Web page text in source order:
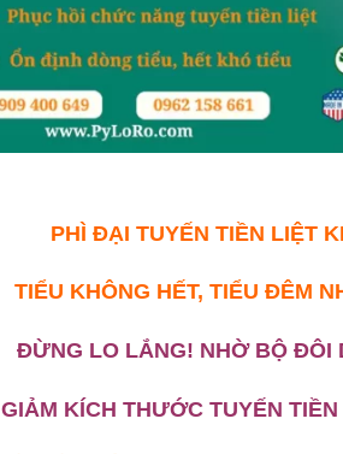
PHÌ ĐẠI TUYẾN TIỀN LIỆT
TIỂU KHÔNG HẾT,TIỂU ĐÊM
ĐỪNG LO LẮNG! NHỜBỘ ĐÔI
GIẢM KÍCH THƯỚC TUYẾN